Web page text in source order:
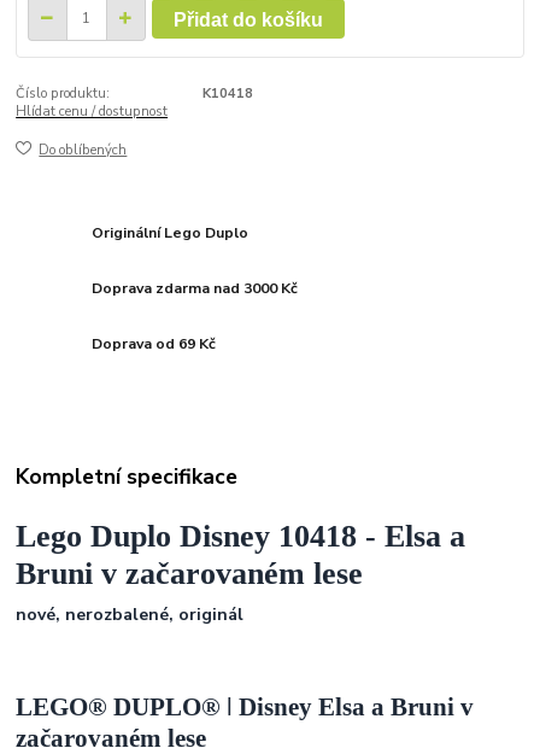
Přidat do košíku
Číslo produktu:
K10418
Hlídat cenu / dostupnost
Do oblíbených
Originální Lego Duplo
Doprava zdarma nad 3000 Kč
Doprava od 69 Kč
Kompletní specifikace
Lego Duplo Disney 10418 - Elsa a
Bruni v začarovaném lese
nové, nerozbalené, originál
LEGO® DUPLO® ǀ Disney Elsa a Bruni v
začarovaném lese